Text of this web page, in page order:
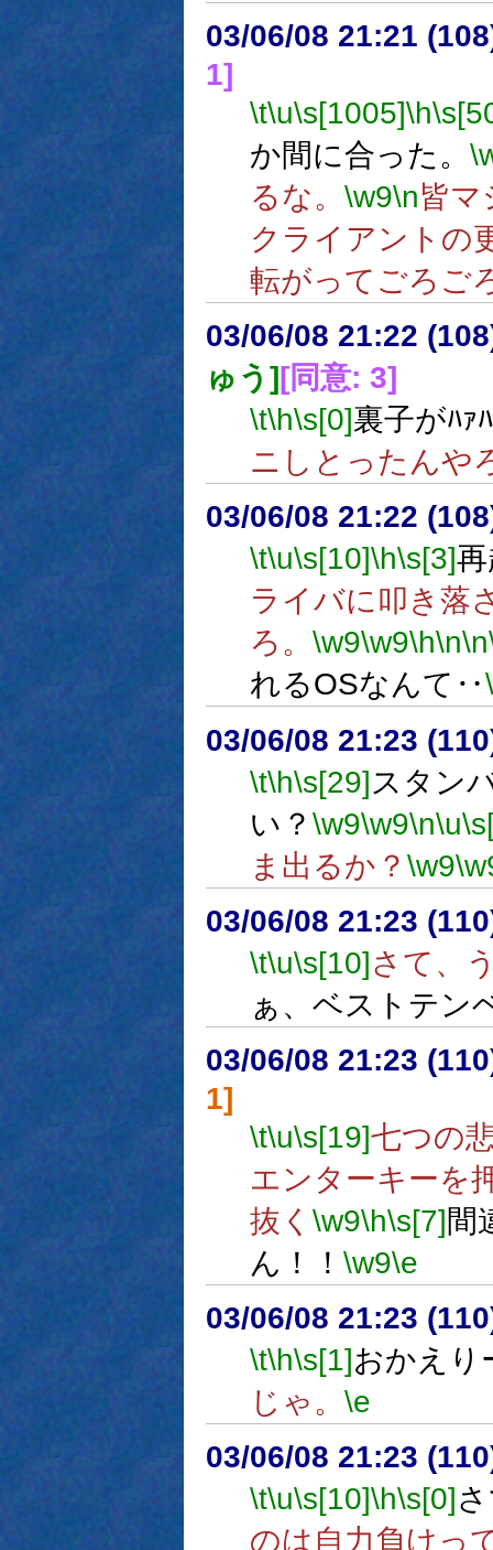
03/06/08 21:21
1]
\t\u\s[1005]\h
か間に合った。
るな。 \w9\n皆マ
クライアントの
転がってごろご
03/06/08 21:22
ゅう][同意: 3]
\t\h\s[0]裏子がﾊｧ
ニしとったんや
03/06/08 21:22
\t\u\s[10]\h\s[3]
ライバに叩き落
ろ。 \w9\w9\h\n\n
れるOSなんて‥
03/06/08 21:23
\t\h\s[29]スタン
い？ \w9\w9\n\u
ま出るか？ \w9
03/06/08 21:23
\t\u\s[10]さて、
ぁ、ベストテン
03/06/08 21:23
1]
\t\u\s[19]七つの
エンターキーを
抜く \w9\h\s[7]間
ん！！ \w9\e
03/06/08 21:23
\t\h\s[1]おかえり
じゃ。 \e
03/06/08 21:23
\t\u\s[10]\h\s[0]
のは自力負けっ